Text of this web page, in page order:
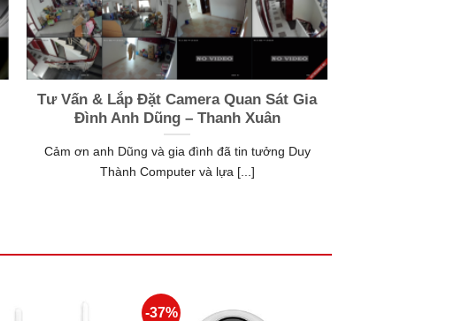
Tư Vấn & Lắp Đặt Camera Quan Sát Gia
Đình Anh Dũng – Thanh Xuân
Cảm ơn anh Dũng và gia đình đã tin tưởng Duy
Thành Computer và lựa [...]
-37%